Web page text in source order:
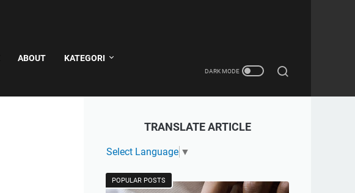
ABOUT KATEGORI
TRANSLATE ARTICLE
Select Language ▼
POPULAR POSTS